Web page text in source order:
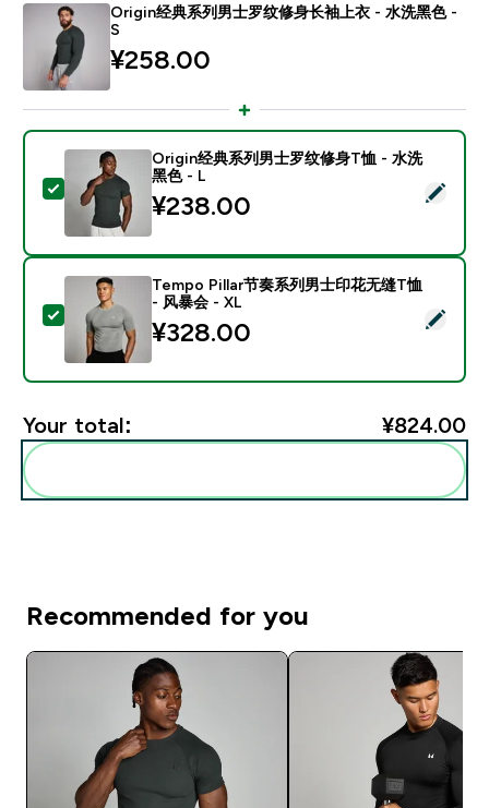
Origin经典系列男士罗纹修身长袖上衣 - 水洗黑色 -
S
¥258.00‎
Select this product - Origin经典系列男士罗纹修身T恤
Origin经典系列男士罗纹修身T恤 - 水洗
黑色 - L
¥238.00‎
Select this product - Tempo Pillar节奏系列男士印花
Tempo Pillar节奏系列男士印花无缝T恤
- 风暴会 - XL
¥328.00‎
Your total: ¥824.00‎
Recommended for you